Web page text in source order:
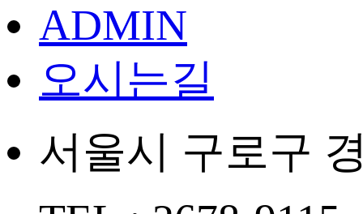
ADMIN
오시는길
서울시 구로구